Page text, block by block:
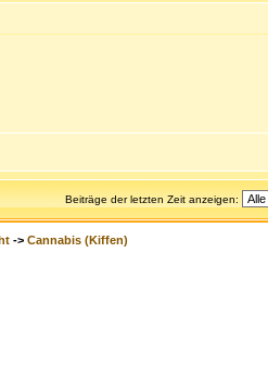
Beiträge der letzten Zeit anzeigen:
-> Cannabis (Kiffen)